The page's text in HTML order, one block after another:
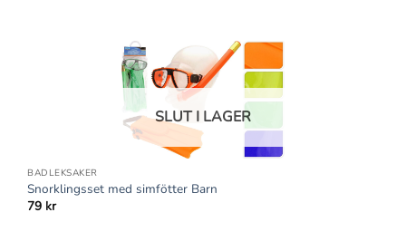
SLUT I LAGER
BADLEKSAKER
Snorklingsset med simfötter Barn
79 kr